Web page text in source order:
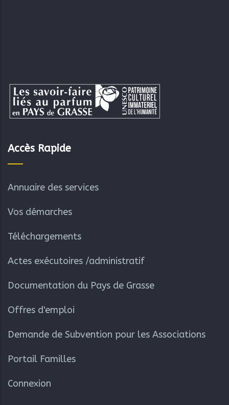
Accès Rapide
Annuaire des services
Vos démarches
Téléchargements
Actes exécutoires /administratif
Documentation du Pays de Grasse
Offres d'emploi
Demande de Subvention pour les Associations
Portail Familles
Connexion